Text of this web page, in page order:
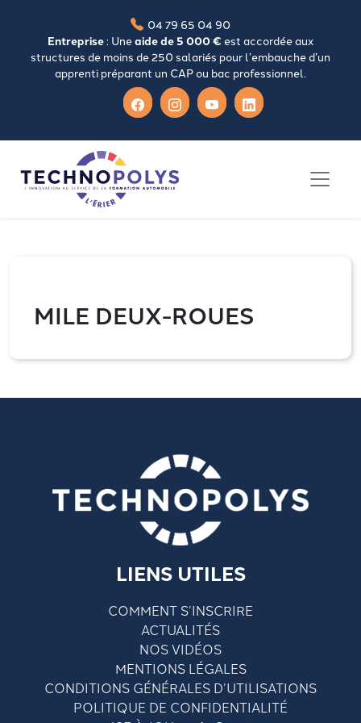
04 79 65 04 90
Entreprise: Uneaide de 5 000 € est accordée aux
structures de moins de 250 salariés pour l’embauche d’un
apprenti préparant un CAP ou bac professionnel.
MILE DEUX-ROUES
LIENS UTILES
COMMENT S’INSCRIRE
ACTUALITÉS
NOS VIDÉOS
MENTIONS LÉGALES
CONDITIONS GÉNÉRALES D’UTILISATIONS
POLITIQUE DE CONFIDENTIALITÉ